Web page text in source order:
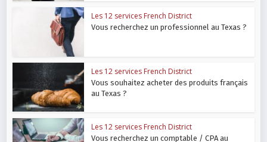
Les 12 services French District
Vous recherchez un professionnel au Texas ?
Les 12 services French District
Vous souhaitez acheter des produits français
au Texas ?
Les 12 services French District
Vous recherchez un comptable / CPA au